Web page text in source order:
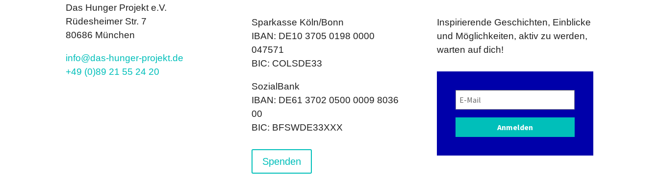
Das Hunger Projekt e.V.
Rüdesheimer Str. 7
80686 München
info@das-hunger-projekt.de
+49 (0)89 21 55 24 20
Sparkasse Köln/Bonn
IBAN: DE10 3705 0198 0000
047571
BIC: COLSDE33
SozialBank
IBAN: DE61 3702 0500 0009 8036
00
BIC: BFSWDE33XXX
Spenden
Inspirierende Geschichten, Einblicke
und Möglichkeiten, aktiv zu werden,
warten auf dich!
Anmelden